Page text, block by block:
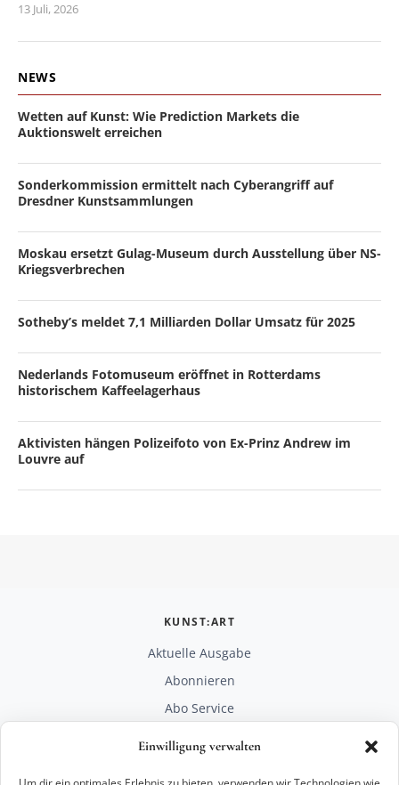
Einwilligung verwalten
13 Juli, 2026
NEWS
Wetten auf Kunst: Wie Prediction Markets die
Auktionswelt erreichen
Sonderkommission ermittelt nach Cyberangriff auf
Dresdner Kunstsammlungen
Moskau ersetzt Gulag-Museum durch Ausstellung über NS-
Kriegsverbrechen
Sotheby’s meldet 7,1 Milliarden Dollar Umsatz für 2025
Nederlands Fotomuseum eröffnet in Rotterdams
historischem Kaffeelagerhaus
Aktivisten hängen Polizeifoto von Ex-Prinz Andrew im
Louvre auf
KUNST:ART
Aktuelle Ausgabe
Abonnieren
Abo Service